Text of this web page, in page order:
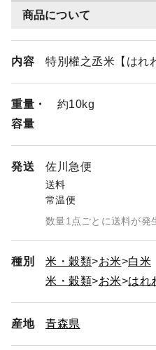
商品について
内容 特別權之丞米【はれ
重量・
容量
約10kg
発送 佐川急便
送料
常温便
数量1点ごとに送料が発
種別 米・穀類 お米
白米
米・穀類
お米 はれ
産地 青森県